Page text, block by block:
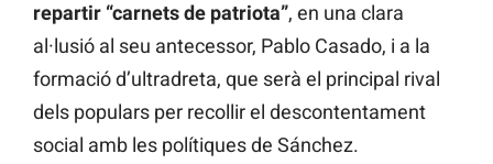
repartir “carnets de patriota”, en una clara
al·lusió al seu antecessor, Pablo Casado, i a la
formació d’ultradreta, que serà el principal rival
dels populars per recollir el descontentament
social amb les polítiques de Sánchez.